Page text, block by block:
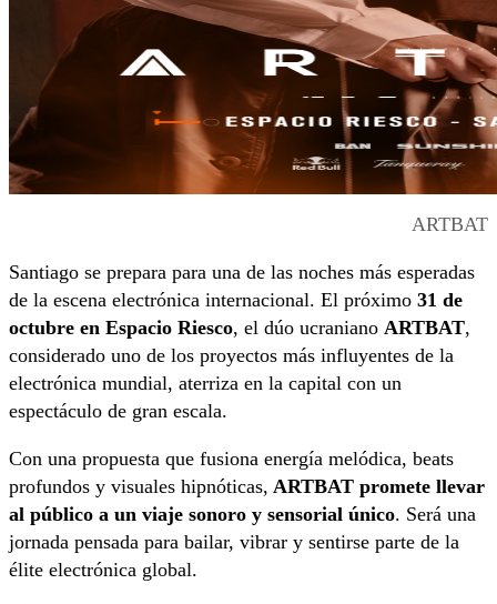
ARTBAT
Santiago se prepara para una de las noches más esperadas
de la escena electrónica internacional. El próximo 31 de
octubre en Espacio Riesco, el dúo ucraniano ARTBAT,
considerado uno de los proyectos más influyentes de la
electrónica mundial, aterriza en la capital con un
espectáculo de gran escala.
Con una propuesta que fusiona energía melódica, beats
profundos y visuales hipnóticas, ARTBAT promete llevar
al público a un viaje sonoro y sensorial único. Será una
jornada pensada para bailar, vibrar y sentirse parte de la
élite electrónica global.